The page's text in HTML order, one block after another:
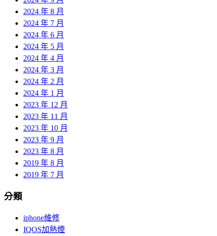
2024 年 8 月
2024 年 7 月
2024 年 6 月
2024 年 5 月
2024 年 4 月
2024 年 3 月
2024 年 2 月
2024 年 1 月
2023 年 12 月
2023 年 11 月
2023 年 10 月
2023 年 9 月
2023 年 8 月
2019 年 8 月
2019 年 7 月
分類
iphone維修
IQOS加熱煙